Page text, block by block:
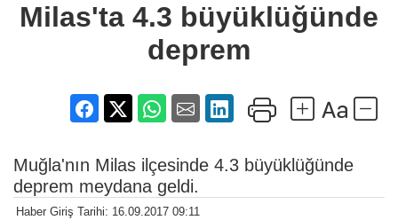
Milas'ta 4.3 büyüklüğünde
deprem
Muğla'nın Milas ilçesinde 4.3 büyüklüğünde
deprem meydana geldi.
Haber Giriş Tarihi: 16.09.2017 09:11